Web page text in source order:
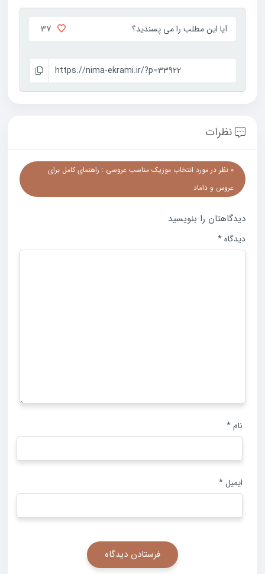
آیا این مطلب را می پسندید؟ 37
https://nima-ekrami.ir/?p=33922
نظرات
0 نظر در مورد انتخاب موزیک مناسب عروسی : راهنمای کامل برای
عروس و داماد
دیدگاهتان را بنویسید
دیدگاه*
نام*
ایمیل*